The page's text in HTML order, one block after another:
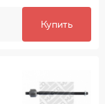
Купить